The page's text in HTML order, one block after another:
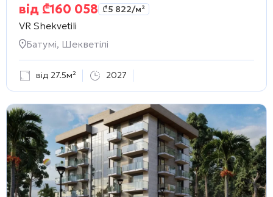
від ₾160 058 ₾5 822/м²
VR Shekvetili
Батумі, Шекветілі
від 27.5м² 2027